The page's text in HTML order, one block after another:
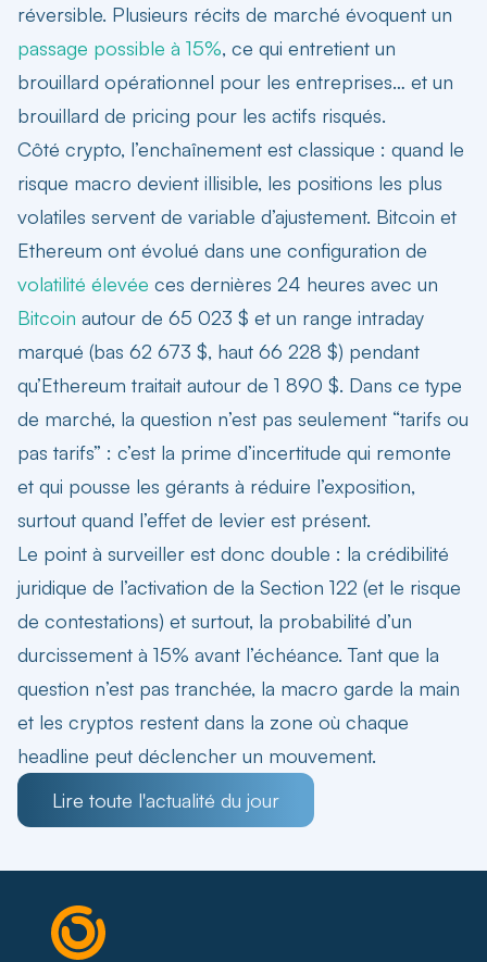
réversible. Plusieurs récits de marché évoquent un
passage possible à 15%, ce qui entretient un
brouillard opérationnel pour les entreprises… et un
brouillard de pricing pour les actifs risqués.
Côté crypto, l’enchaînement est classique : quand le
risque macro devient illisible, les positions les plus
volatiles servent de variable d’ajustement. Bitcoin et
Ethereum ont évolué dans une configuration de
volatilité élevée ces dernières 24 heures avec un
Bitcoin autour de 65 023 $ et un range intraday
marqué (bas 62 673 $, haut 66 228 $) pendant
qu’Ethereum traitait autour de 1 890 $. Dans ce type
de marché, la question n’est pas seulement “tarifs ou
pas tarifs” : c’est la prime d’incertitude qui remonte
et qui pousse les gérants à réduire l’exposition,
surtout quand l’effet de levier est présent.
Le point à surveiller est donc double : la crédibilité
juridique de l’activation de la Section 122 (et le risque
de contestations) et surtout, la probabilité d’un
durcissement à 15% avant l’échéance. Tant que la
question n’est pas tranchée, la macro garde la main
et les cryptos restent dans la zone où chaque
headline peut déclencher un mouvement.
Lire toute l'actualité du jour